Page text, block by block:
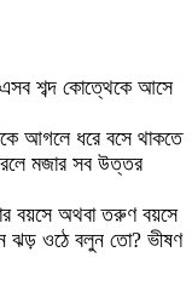
এসব শব্দ কোত্থেকে আসে
আগলে ধরে বসে থাকতে
মজার সব উত্তর
বয়সে অথবা তরুণ বয়সে
ঝড় ওঠে বলুন তো? ভীষণ